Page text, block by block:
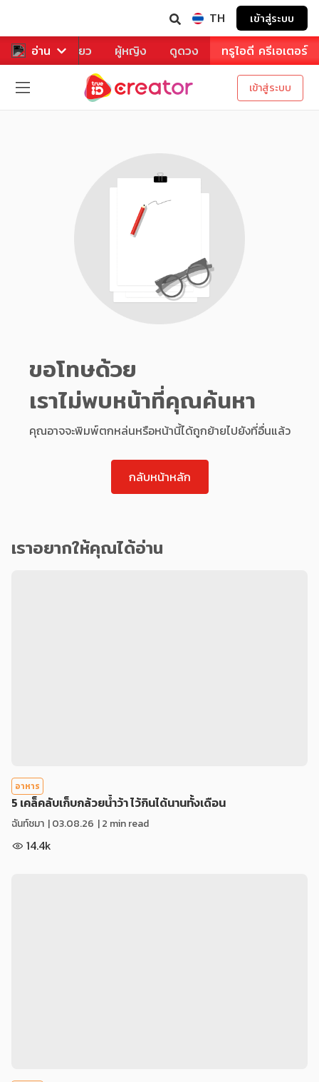
TH เข้าสู่ระบบ
อ่าน
หาร ท่องเที่ยว ผู้หญิง ดูดวง ทรูไอดี ครีเอเตอร์
เข้าสู่ระบบ
ขอโทษด้วย
เราไม่พบหน้าที่คุณค้นหา
คุณอาจจะพิมพ์ตกหล่นหรือหน้านี้ได้ถูกย้ายไปยังที่อื่นแล้ว
กลับหน้าหลัก
เราอยากให้คุณได้อ่าน
อาหาร
5 เคล็คลับเก็บกล้วยน้ำว้า ไว้กินได้นานทั้งเดือน
ฉันท์ชมา |03.08.26 | 2 min read
14.4k